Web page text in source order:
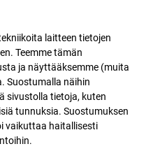
laitteen tietojen
Teemme tämän
ja näyttääksemme (muita
Suostumalla näihin
sivustolla tietoja, kuten
tunnuksia. Suostumuksen
vaikuttaa haitallisesti